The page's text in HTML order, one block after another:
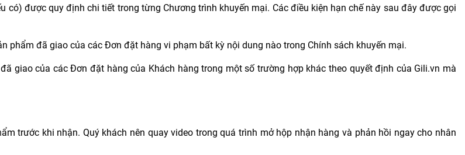
được quy định chi tiết trong từng Chương trình khuyến mại. Các điều kiện hạn chế này sau đây được gọi
phẩm đã giao của các Đơn đặt hàng vi phạm bất kỳ nội dung nào trong Chính sách khuyến mại.
giao của các Đơn đặt hàng của Khách hàng trong một số trường hợp khác theo quyết định của Gili.vn mà
trước khi nhận. Quý khách nên quay video trong quá trình mở hộp nhận hàng và phản hồi ngay cho nhân